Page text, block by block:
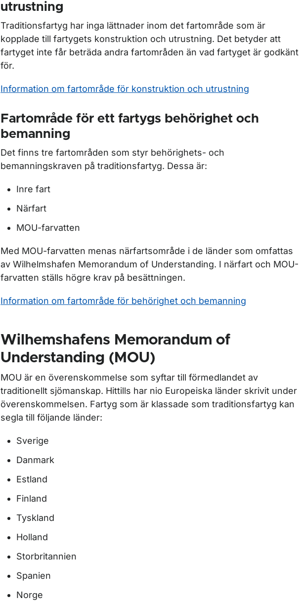
utrustning
Traditionsfartyg har inga lättnader inom det fartområde som är
kopplade till fartygets konstruktion och utrustning. Det betyder att
fartyget inte får beträda andra fartområden än vad fartyget är godkänt
för.
Information om fartområde för konstruktion och utrustning
Fartområde för ett fartygs behörighet och
bemanning
Det finns tre fartområden som styr behörighets- och
bemanningskraven på traditionsfartyg. Dessa är:
Inre fart
Närfart
MOU-farvatten
Med MOU-farvatten menas närfartsområde i de länder som omfattas
av Wilhelmshafen Memorandum of Understanding. I närfart och MOU-
farvatten ställs högre krav på besättningen.
Information om fartområde för behörighet och bemanning
Wilhemshafens Memorandum of
Understanding (MOU)
MOU är en överenskommelse som syftar till förmedlandet av
traditionellt sjömanskap. Hittills har nio Europeiska länder skrivit under
överenskommelsen. Fartyg som är klassade som traditionsfartyg kan
segla till följande länder:
Sverige
Danmark
Estland
Finland
Tyskland
Holland
Storbritannien
Spanien
Norge